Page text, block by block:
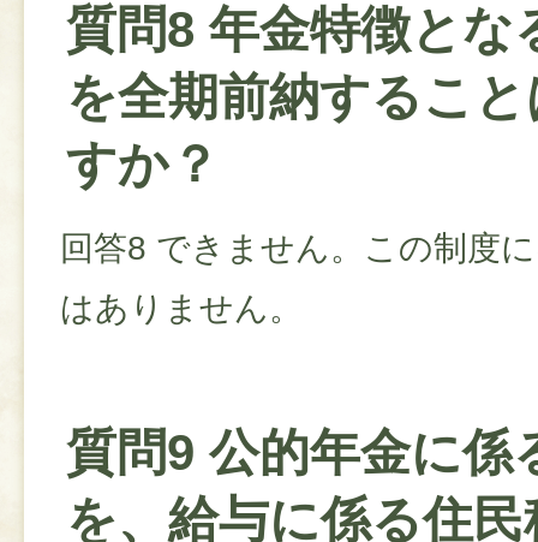
質問8 年金特徴とな
を全期前納するこ
すか？
回答8 できません。この制度
はありません。
質問9 公的年金に係
を、給与に係る住